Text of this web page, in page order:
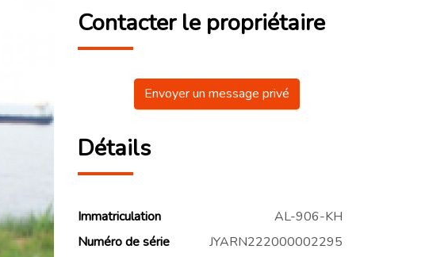
Contacter le propriétaire
Envoyer un message privé
Détails
Immatriculation
AL-906-KH
Numéro de série
JYARN222000002295